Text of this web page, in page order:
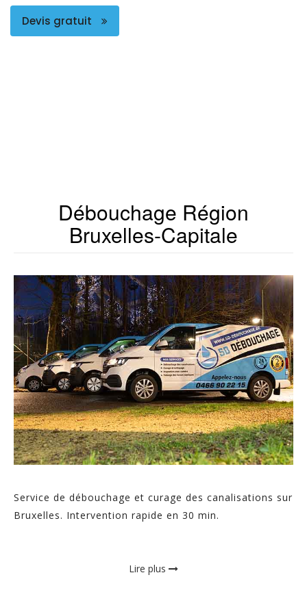
Devis gratuit
Débouchage Région
Bruxelles-Capitale
Service de débouchage et curage des canalisations sur
Bruxelles. Intervention rapide en 30 min.
Lire plus